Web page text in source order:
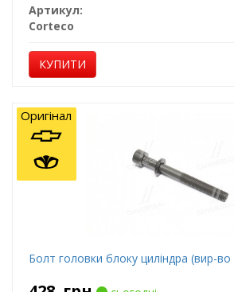
Артикул:
Corteco
КУПИТИ
Болт головки блоку циліндра (вир-во
Оригінал